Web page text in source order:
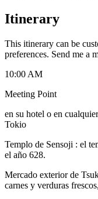
Itinerary
This itinerary can be
preferences. Send me a
10:00 AM
Meeting Point
en su hotel o en
Tokio
Templo de Sensoji : el
el año 628.
Mercado exterior de
carnes y verduras